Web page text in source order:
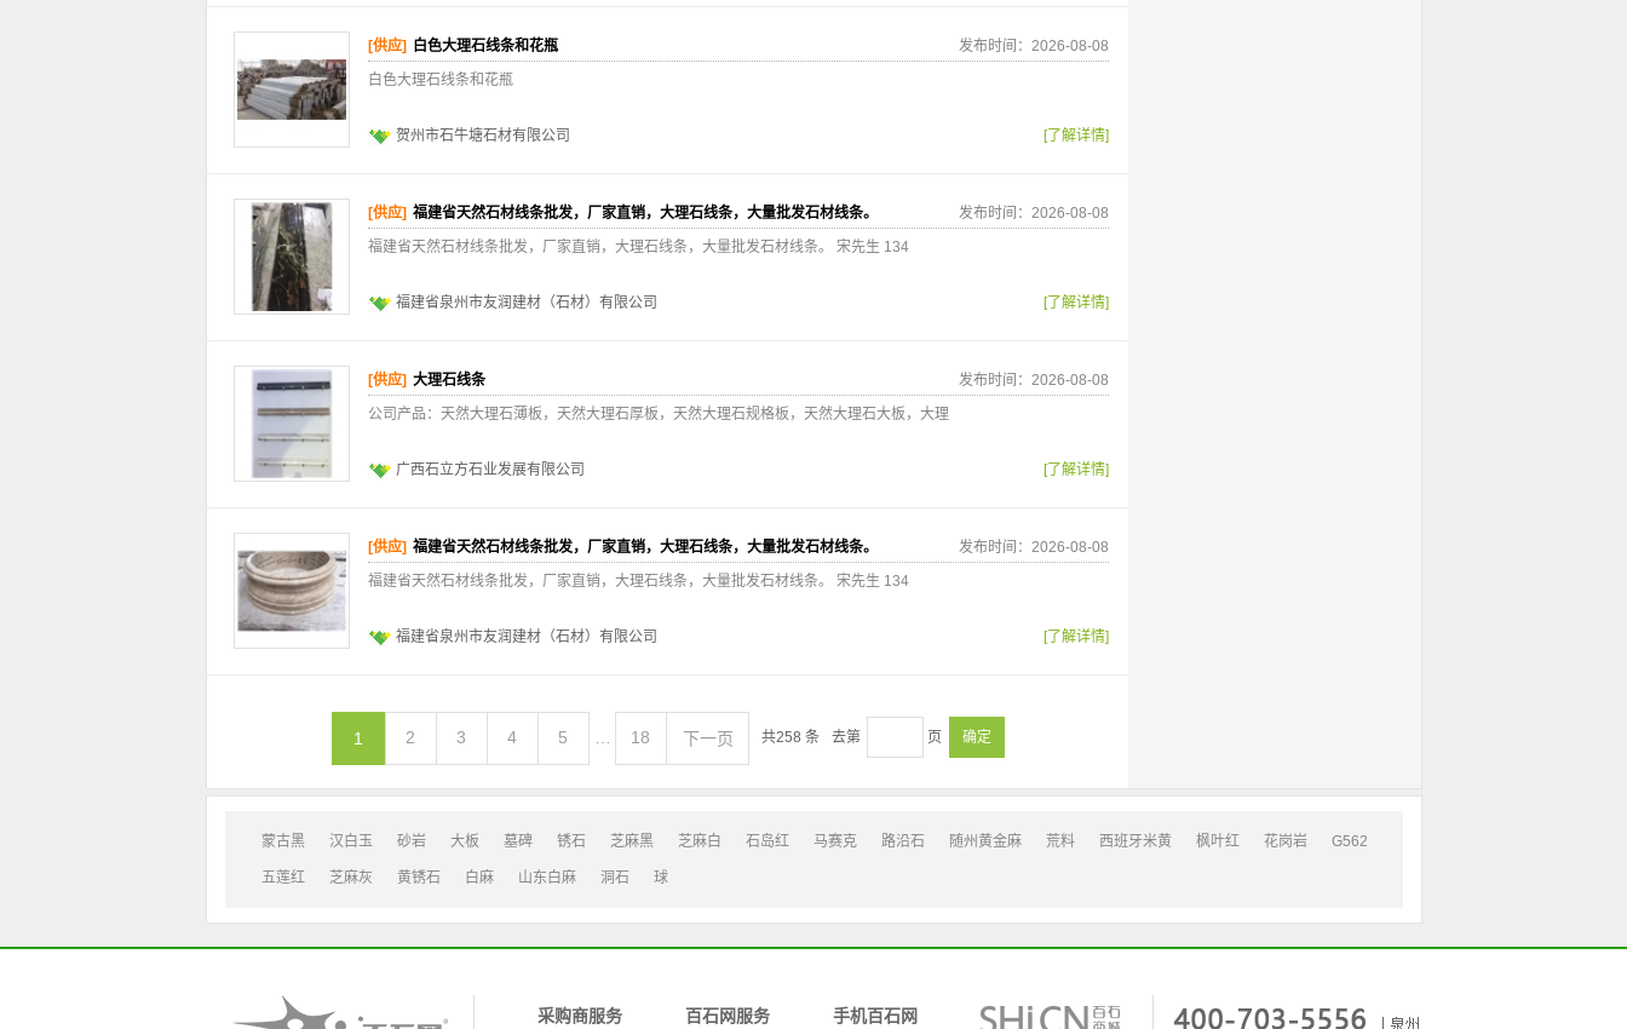
[供应] 白色大理石线条和花瓶
发布时间：2026-08-08
白色大理石线条和花瓶
贺州市石牛塘石材有限公司 [了解详情]
[供应] 福建省天然石材线条批发，厂家直销，大理石线条，大量批发石材线条。
发布时间：2026-08-08
福建省天然石材线条批发，厂家直销，大理石线条，大量批发石材线条。 宋先生 134
福建省泉州市友润建材（石材）有限公司 [了解详情]
[供应] 大理石线条
发布时间：2026-08-08
公司产品：天然大理石薄板，天然大理石厚板，天然大理石规格板，天然大理石大板，大理
广西石立方石业发展有限公司 [了解详情]
[供应] 福建省天然石材线条批发，厂家直销，大理石线条，大量批发石材线条。
发布时间：2026-08-08
福建省天然石材线条批发，厂家直销，大理石线条，大量批发石材线条。 宋先生 134
福建省泉州市友润建材（石材）有限公司 [了解详情]
1 2 3 4 5 18 下一页 共258 条 去第 页 确定
蒙古黑 汉白玉 砂岩 大板 墓碑 锈石 芝麻黑 芝麻白 石岛红 马赛克 路沿石 随州黄金麻 荒料 西班牙米黄 枫叶红 花岗岩 G562
五莲红 芝麻灰 黄锈石 白麻 山东白麻 洞石 球
采购商服务 百石网服务 手机百石网